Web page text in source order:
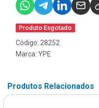
Produto Esgotado
Código: 28252
Marca: YPE
Produtos Relacionados